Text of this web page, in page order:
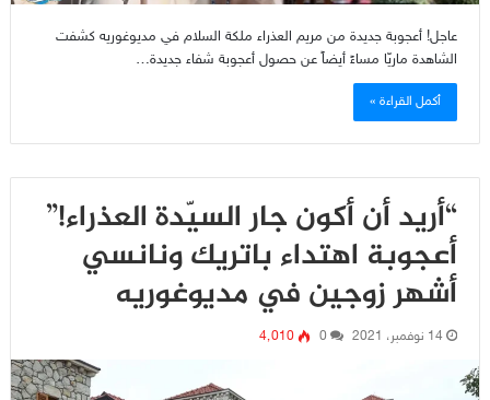
عاجل! أعجوبة جديدة من مريم العذراء ملكة السلام في مديوغوريه كشفت
الشاهدة ماريّا مساءً أيضاً عن حصول أعجوبة شفاء جديدة…
أكمل القراءة »
“أريد أن أكون جار السيّدة العذراء!”
أعجوبة اهتداء باتريك ونانسي
أشهر زوجين في مديوغوريه
14 نوفمبر، 2021 0 4٬010